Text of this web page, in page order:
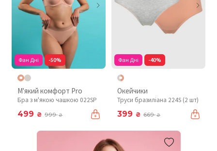
Фан Дні -50%
М'який комфорт Pro
Бра з м'якою чашкою 022SP
499 ₴ 999₴
Фан Дні -40%
Окейчики
Труси бразиліана 224S (2 шт)
399 ₴ 669₴